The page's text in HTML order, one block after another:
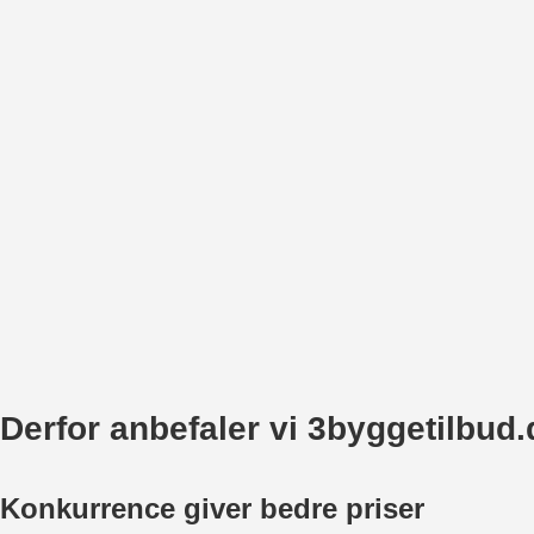
Derfor anbefaler vi
Konkurrence giver bedre priser